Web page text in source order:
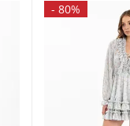
- 80%